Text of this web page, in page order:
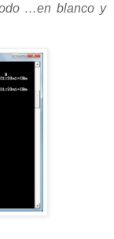
…en blanco y